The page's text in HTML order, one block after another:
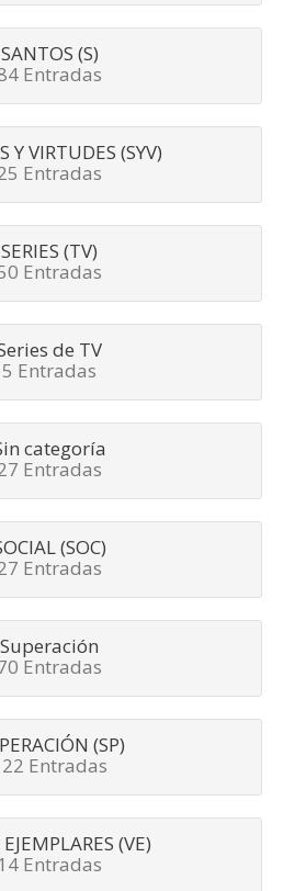
SANTOS (S)
Entradas
Y VIRTUDES (SYV)
Entradas
SERIES (TV)
Entradas
de TV
5 Entradas
categoría
Entradas
(SOC)
Entradas
Superación
Entradas
(SP)
Entradas
(VE)
14 Entradas